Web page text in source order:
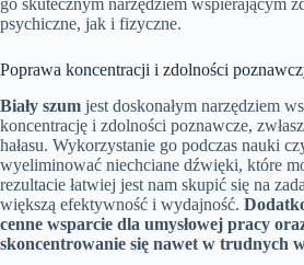
go skutecznym narzędziem wspierającym
psychiczne, jak i fizyczne.
Poprawa koncentracji i zdolności
Biały szum jest doskonałym narzędziem
koncentrację i zdolności poznawcze,
hałasu. Wykorzystanie go podczas nauki
wyeliminować niechciane dźwięki, które
rezultacie łatwiej jest nam skupić się na
większą efektywność i wydajność.
cenne wsparcie dla umysłowej pracy
skoncentrowanie się nawet w trudnych